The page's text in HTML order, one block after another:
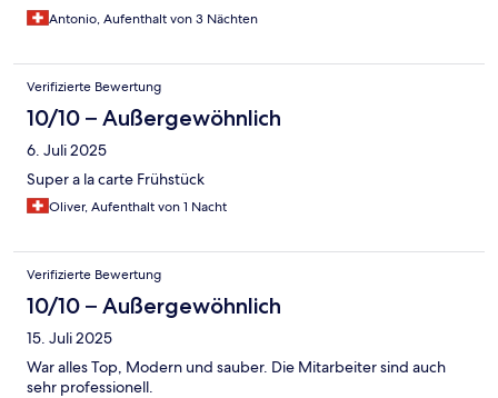
Antonio, Aufenthalt von 3 Nächten
Verifizierte Bewertung
10/10 – Außergewöhnlich
6. Juli 2025
Super a la carte Frühstück
Oliver, Aufenthalt von 1 Nacht
Verifizierte Bewertung
10/10 – Außergewöhnlich
15. Juli 2025
War alles Top, Modern und sauber. Die Mitarbeiter sind auch
sehr professionell.